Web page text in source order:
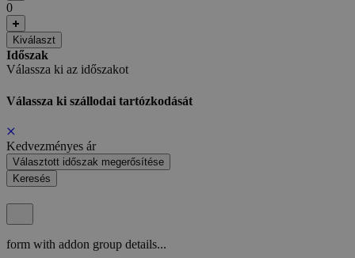
0
Kiválaszt
Időszak
Válassza ki az időszakot
Válassza ki szállodai tartózkodását
Kedvezményes ár
Választott időszak megerősítése
Keresés
form with addon group details...